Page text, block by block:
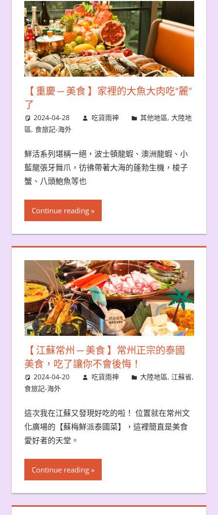
【 重慶 ─ 美食 】家裡的大魚大肉吃“麗”
了
2024-04-28 吃貨雨神 其他地區,大陸地
區, 食旅記-海外
鮮活系列堪稱一絕，波士頓龍蝦、澳洲龍蝦、小
藍龍張牙舞爪，彷彿帶著大海的蓬勃生機，梭子
蟹、八頭鮑魚等也
Continue reading
【 江蘇常州 ─ 美食 】常州正宗的泰國
美食，吃了讓你不會後悔！
2024-04-20 吃貨雨神 大陸地區,江蘇省,
食旅記-海外
這次我在江蘇又發現好吃的啦！ 位置就在常州文
化廣場的【蘇梅鮮派泰國菜】，這裡簡直是美食
愛好者的天堂。
Continue reading